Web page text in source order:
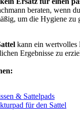
beraten, wenn
um die Hygiene zu
kann ein wertvolles
Ergebnisse zu
& Sattelpads
für den Sattel